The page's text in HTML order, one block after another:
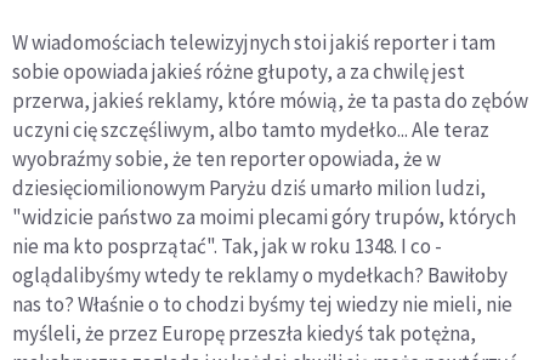
W wiadomościach telewizyjnych stoi jakiś reporter i tam
sobie opowiada jakieś różne głupoty, a za chwilę jest
przerwa, jakieś reklamy, które mówią, że ta pasta do zębów
uczyni cię szczęśliwym, albo tamto mydełko... Ale teraz
wyobraźmy sobie, że ten reporter opowiada, że w
dziesięciomilionowym Paryżu dziś umarło milion ludzi,
"widzicie państwo za moimi plecami góry trupów, których
nie ma kto posprzątać". Tak, jak w roku 1348. I co -
oglądalibyśmy wtedy te reklamy o mydełkach? Bawiłoby
nas to? Właśnie o to chodzi byśmy tej wiedzy nie mieli, nie
myśleli, że przez Europę przeszła kiedyś tak potężna,